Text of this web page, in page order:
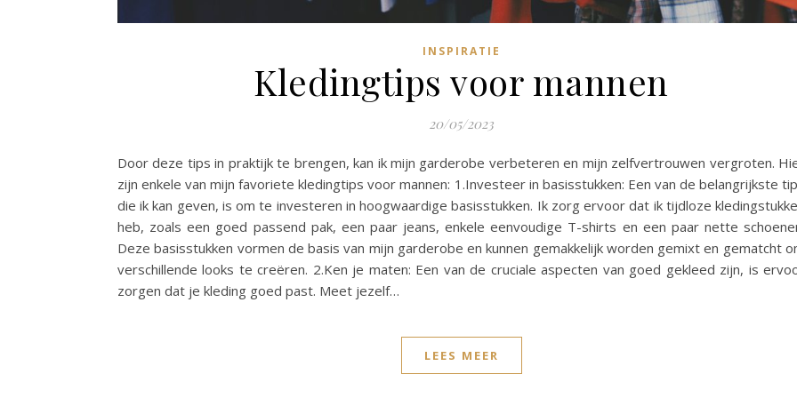
INSPIRATIE
Kledingtips voor mannen
20/05/2023
Door deze tips in praktijk te brengen, kan ik mijn garderobe verbeteren en mijn zelfvertrouwen vergroten.
zijn enkele van mijn favoriete kledingtips voor mannen: 1.Investeer in basisstukken: Een van de belangrijkste
die ik kan geven, is om te investeren in hoogwaardige basisstukken. Ik zorg ervoor dat ik tijdloze
heb, zoals een goed passend pak, een paar jeans, enkele eenvoudige T-shirts en een paar nette
Deze basisstukken vormen de basis van mijn garderobe en kunnen gemakkelijk worden gemixt en gematcht
verschillende looks te creëren. 2.Ken je maten: Een van de cruciale aspecten van goed gekleed zijn, is
zorgen dat je kleding goed past. Meet jezelf…
LEES MEER